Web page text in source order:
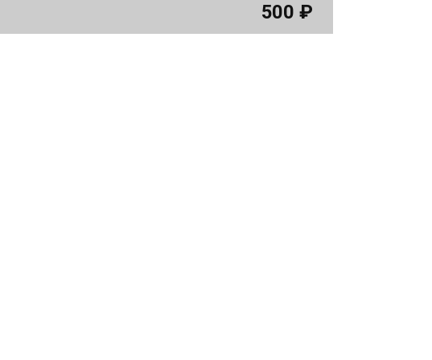
500 ₽